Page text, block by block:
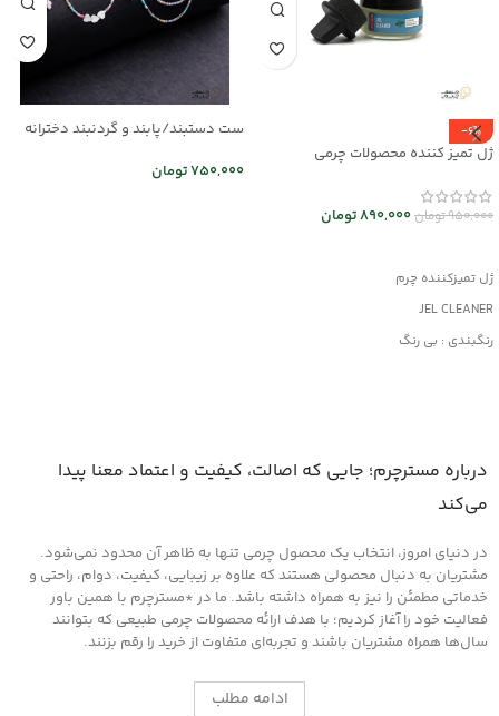
-6%
ژل تمیز کننده محصولات چرمی
950,000تومان890,000تومان
ژل تمیزکننده چرم
JEL CLEANER
رنگبندی : بی رنگ
ست دستبند/پابند و گردنبند دخترانه
750,000تومان
درباره مسترچرم؛ جایی که اصالت، کیفیت و اعتماد معنا پیدا
می‌کند
در دنیای امروز، انتخاب یک محصول چرمی تنها به ظاهر آن محدود نمی‌شود.
مشتریان به دنبال محصولی هستند که علاوه بر زیبایی، کیفیت، دوام، راحتی و
خدماتی مطمئن را نیز به همراه داشته باشد. ما در *مسترچرم با همین باور
فعالیت خود را آغاز کردیم؛ با هدف ارائه محصولات چرمی طبیعی که بتوانند
سال‌ها همراه مشتریان باشند و تجربه‌ای متفاوت از خرید را رقم بزنند.
ادامه مطلب